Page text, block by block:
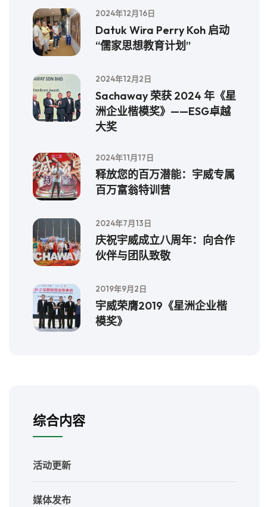
2024年12月16日
Datuk Wira Perry Koh 启动
“儒家思想教育计划”
2024年12月2日
Sachaway 荣获 2024 年《星
洲企业楷模奖》——ESG卓越
大奖
2024年11月17日
释放您的百万潜能：宇威专属
百万富翁特训营
2024年7月13日
庆祝宇威成立八周年：向合作
伙伴与团队致敬
2019年9月2日
宇威荣膺2019《星洲企业楷
模奖》
综合内容
活动更新
媒体发布